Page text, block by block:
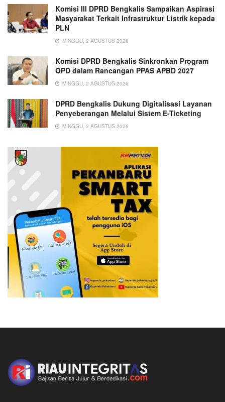
Komisi III DPRD Bengkalis Sampaikan Aspirasi
Masyarakat Terkait Infrastruktur Listrik kepada
PLN
MINGGU, 2 AGUSTUS 2026
Komisi DPRD Bengkalis Sinkronkan Program
OPD dalam Rancangan PPAS APBD 2027
MINGGU, 2 AGUSTUS 2026
DPRD Bengkalis Dukung Digitalisasi Layanan
Penyeberangan Melalui Sistem E-Ticketing
MINGGU, 2 AGUSTUS 2026